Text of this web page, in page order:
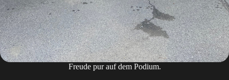
Freude pur auf dem Podium.